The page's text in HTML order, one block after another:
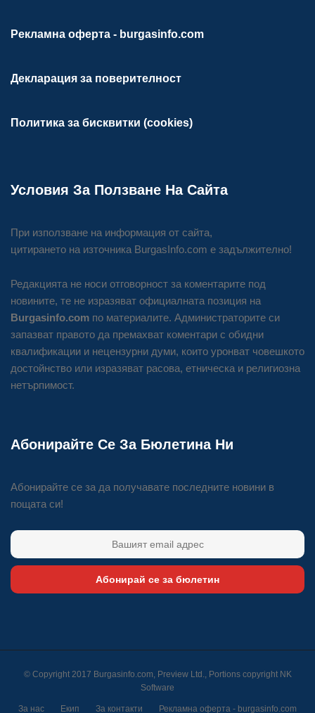
Рекламна оферта - burgasinfo.com
Декларация за поверителност
Политика за бисквитки (cookies)
Условия За Ползване На Сайта
При използване на информация от сайта,
цитирането на източника BurgasInfo.com е задължително!
Редакцията не носи отговорност за коментарите под
новините, те не изразяват официалната позиция на
Burgasinfo.com по материалите. Администраторите си
запазват правото да премахват коментари с обидни
квалификации и нецензурни думи, които уронват човешкото
достойнство или изразяват расова, етническа и религиозна
нетърпимост.
Абонирайте Се За Бюлетина Ни
Абонирайте се за да получавате последните новини в
пощата си!
Абонирай се за бюлетин
© Copyright 2017 Burgasinfo.com, Preview Ltd., Portions copyright NK
Software
За нас Екип За контакти Рекламна оферта - burgasinfo.com